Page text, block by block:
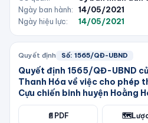
Ngày ban hành:
14/05/2021
Ngày hiệu lực:
14/05/2021
Quyết định Số: 1565/QĐ-UBND
Quyết định 1565/QĐ-UBND
Thanh Hóa về việc cho phép
Cựu chiến binh huyện Hoằng
📄 PDF 🗺️